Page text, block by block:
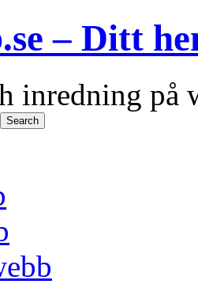
– Ditt
inredning på